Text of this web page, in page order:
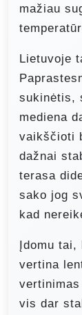
mažiau
Lietuvoje
sukinėtis,
mediena
vaikščioti
dažnai
terasa
sako jog
kad
Įdomu tai,
vertina
vis dar